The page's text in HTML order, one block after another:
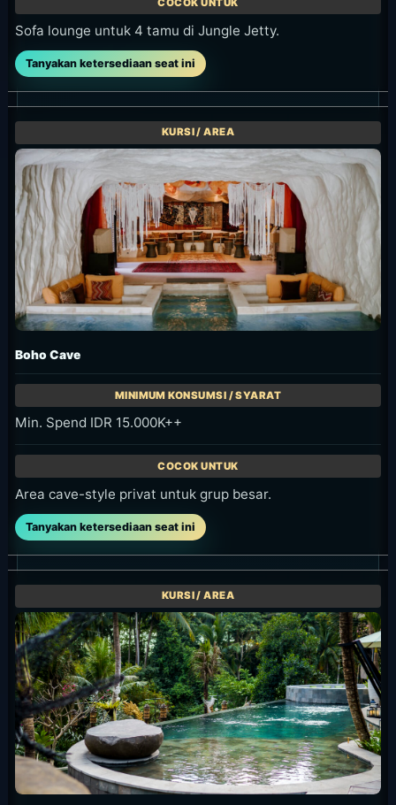
Informasi Acara
Belum ada event terbaru untuk ditampilkan. Cek
kanal sosial venue atau halaman reservasi
sebelum berkunjung.
Diskon dan Promo yang Sedang
Berlaku
Penawaran yang saat ini didukung sumber resmi
ditampilkan di bawah. Konfirmasikan
ketersediaan dan ketentuan yang dapat berubah
atau menggunakan.
KODE TJC88 /
MANFAAT
KARTU OCBC
Diskon
15% OCBC
atau
Signature
Cocktail
Kartu OCBC
17.00-TUTUP /
DUA COCKTAIL
YANG SAMA
Jungle
Happy
Hour
Signature
Cocktails